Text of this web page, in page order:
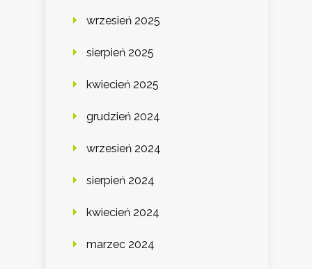
wrzesień 2025
sierpień 2025
kwiecień 2025
grudzień 2024
wrzesień 2024
sierpień 2024
kwiecień 2024
marzec 2024